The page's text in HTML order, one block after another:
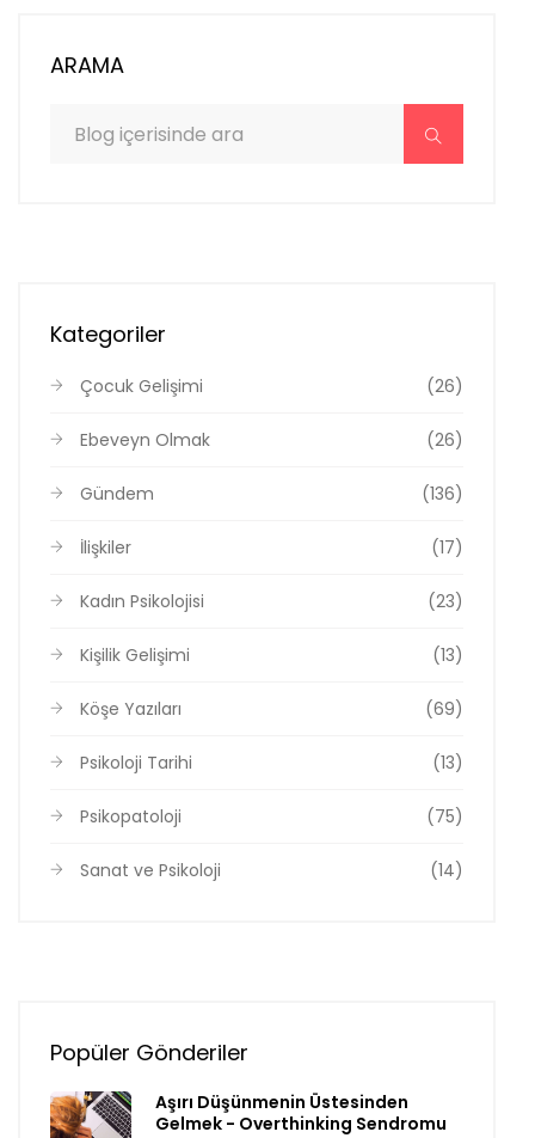
ARAMA
Kategoriler
Çocuk Gelişimi (26)
Ebeveyn Olmak (26)
Gündem (136)
İlişkiler (17)
Kadın Psikolojisi (23)
Kişilik Gelişimi (13)
Köşe Yazıları (69)
Psikoloji Tarihi (13)
Psikopatoloji (75)
Sanat ve Psikoloji (14)
Popüler Gönderiler
Aşırı Düşünmenin Üstesinden
Gelmek - Overthinking Sendromu